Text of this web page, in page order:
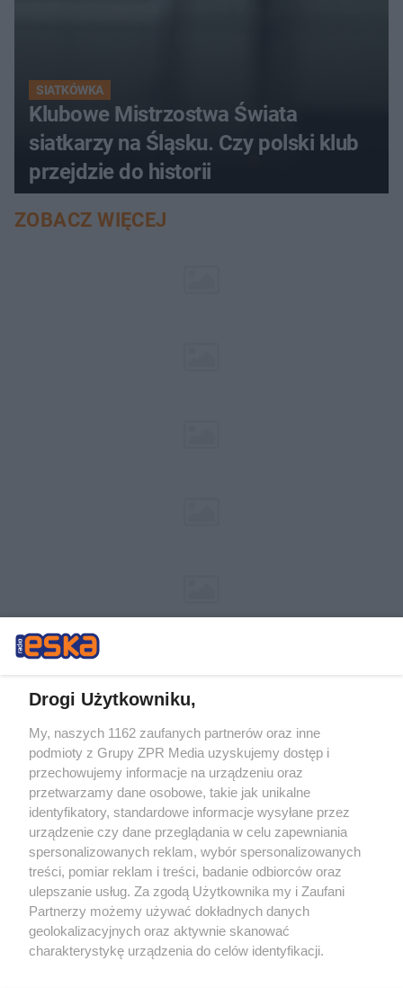
SIATKÓWKA
Klubowe Mistrzostwa Świata
siatkarzy na Śląsku. Czy polski klub
przejdzie do historii
ZOBACZ WIĘCEJ
Żaden utwór zamieszczony w serwisie nie może być powielany i
rozpowszechniany lub dalej rozpowszechniany w jakikolwiek sposób (w
tym także elektroniczny lub mechaniczny) na jakimkolwiek polu
eksploatacji w jakiejkolwiek formie, włącznie z umieszczaniem w
Internecie bez pisemnej zgody właściciela praw. Jakiekolwiek użycie lub
wykorzystanie utworów w całości lub w części z naruszeniem prawa,
tzn. bez właściwej zgody, jest zabronione pod groźbą kary i może być
ścigane prawnie.
Drogi Użytkowniku,
My, naszych 1162 zaufanych partnerów oraz inne
podmioty z Grupy ZPR Media uzyskujemy dostęp i
przechowujemy informacje na urządzeniu oraz
przetwarzamy dane osobowe, takie jak unikalne
identyfikatory, standardowe informacje wysyłane przez
urządzenie czy dane przeglądania w celu zapewniania
spersonalizowanych reklam, wybór spersonalizowanych
treści, pomiar reklam i treści, badanie odbiorców oraz
ulepszanie usług. Za zgodą Użytkownika my i Zaufani
Partnerzy możemy używać dokładnych danych
geolokalizacyjnych oraz aktywnie skanować
charakterystykę urządzenia do celów identyfikacji.